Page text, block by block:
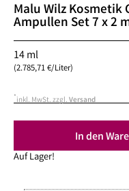
Malu Wilz Kosmetik
Ampullen Set 7 x 2
14 ml
(2.785,71 €/Liter)
*inkl. MwSt. zzgl.Versand
In den
Auf Lager!